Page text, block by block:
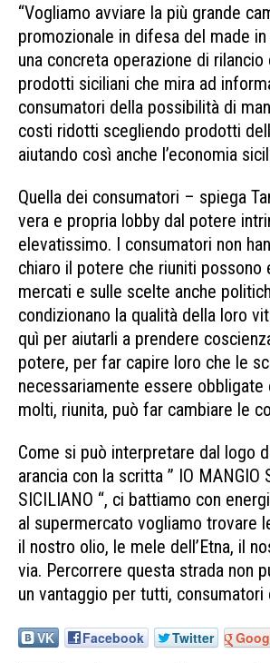
“Vogliamo avviare la più grande
promozionale in difesa del made
una concreta operazione di
prodotti siciliani che mira ad
consumatori della possibilità di
costi ridotti scegliendo prodotti
aiutando così anche l’economia
Quella dei consumatori – spiega
vera e propria lobby dal potere
elevatissimo. I consumatori non
chiaro il potere che riuniti possono
mercati e sulle scelte anche
condizionano la qualità della loro
quì per aiutarli a prendere
potere, per far capire loro che le
necessariamente essere obbligate
molti, riunita, può far cambiare le
Come si può interpretare dal logo
arancia con la scritta ” IO MANGIO
SICILIANO “, ci battiamo con
al supermercato vogliamo trovare
il nostro olio, le mele dell’Etna, il
via. Percorrere questa strada non
un vantaggio per tutti, consumatori
VK Facebook Twitter